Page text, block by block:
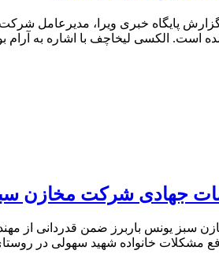
پایگاه خبری ویرا، مدیرعامل
است. الکسی لیخاچف با اشاره به آرام
جهادی شرکت مخازن
سبز یونس باربرز ضمن قدردانی از
مشکلات خانواده شهید سهولی در